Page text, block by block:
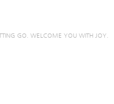
GO. WELCOME YOU WITH JOY.